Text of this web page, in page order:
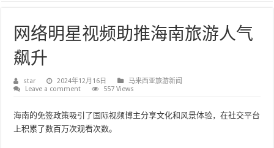
网络明星视频助推海南旅游人气
飙升
star 2024年12月16日
马来西亚旅游新闻
Leave a comment
557 Views
海南的免签政策吸引了国际视频博主分享文化和风景体验，在社交平台
上积累了数百万次观看次数。